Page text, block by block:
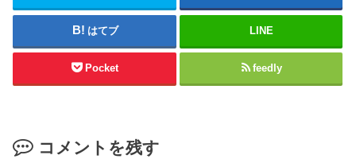
はてブ LINE
Pocket feedly
コメントを残す